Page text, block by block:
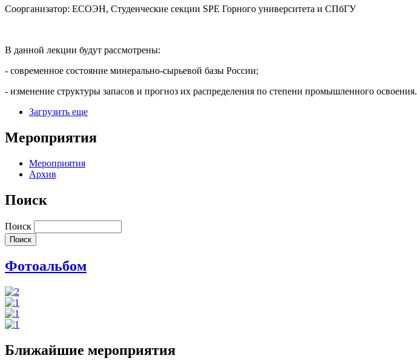
Соорганизатор: ЕСОЭН, Студенческие секции SPE Горного университета и СПбГУ
В данной лекции будут рассмотрены:
- современное состояние минерально-сырьевой базы России;
- изменение структуры запасов и прогноз их распределения по степени промышленного освоения.
Загрузить еще
Мероприятия
Мероприятия
Архив
Поиск
Поиск
Фотоальбом
Ближайшие мероприятия